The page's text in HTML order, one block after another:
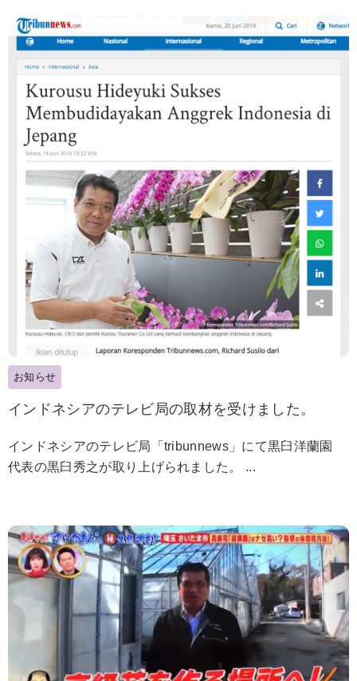
お知らせ
インドネシアのテレビ局の取材を受けました。
インドネシアのテレビ局「tribunnews」にて黒臼洋蘭園
代表の黒臼秀之が取り上げられました。 ...